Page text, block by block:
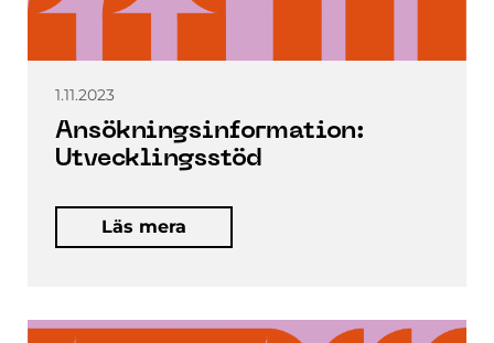
1.11.2023
Ansökningsinformation:
Utvecklingsstöd
Läs mera